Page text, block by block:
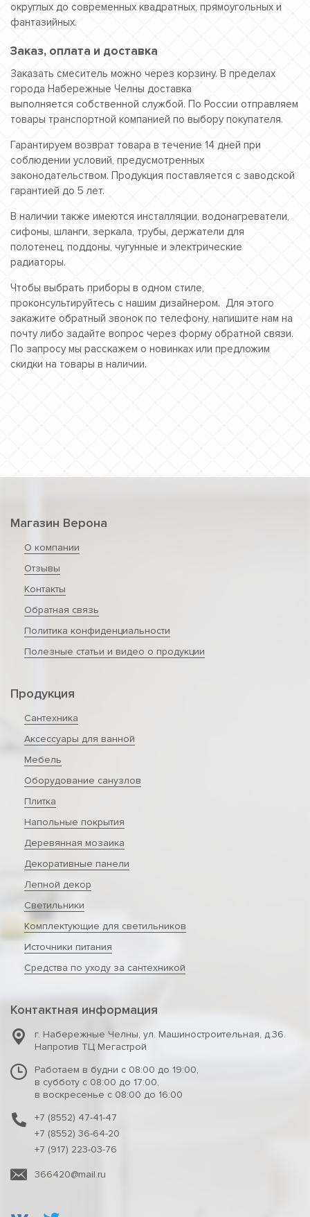
округлых до современных квадратных, прямоугольных и
фантазийных.
Заказ, оплата и доставка
Заказать смеситель можно через корзину. В пределах
города Набережные Челны доставка
выполняется собственной службой. По России отправляем
товары транспортной компанией по выбору покупателя.
Гарантируем возврат товара в течение 14 дней при
соблюдении условий, предусмотренных
законодательством. Продукция поставляется с заводской
гарантией до 5 лет.
В наличии также имеются инсталляции, водонагреватели,
сифоны, шланги, зеркала, трубы, держатели для
полотенец, поддоны, чугунные и электрические
радиаторы.
Чтобы выбрать приборы в одном стиле,
проконсультируйтесь с нашим дизайнером. Для этого
закажите обратный звонок по телефону, напишите нам на
почту либо задайте вопрос через форму обратной связи.
По запросу мы расскажем о новинках или предложим
скидки на товары в наличии.
Магазин Верона
О компании
Отзывы
Контакты
Обратная связь
Политика конфиденциальности
Полезные статьи и видео о продукции
Продукция
Сантехника
Аксессуары для ванной
Мебель
Оборудование санузлов
Плитка
Напольные покрытия
Деревянная мозаика
Декоративные панели
Лепной декор
Светильники
Комплектующие для светильников
Источники питания
Средства по уходу за сантехникой
Контактная информация
г. Набережные Челны, ул. Машиностроительная, д.36.
Напротив ТЦ Мегастрой
Работаем в будни с 08:00 до 19:00,
в субботу с 08:00 до 17:00,
в воскресенье с 08:00 до 16:00
+7 (8552) 47-41-47
+7 (8552) 36-64-20
+7 (917) 223-03-76
366420@mail.ru